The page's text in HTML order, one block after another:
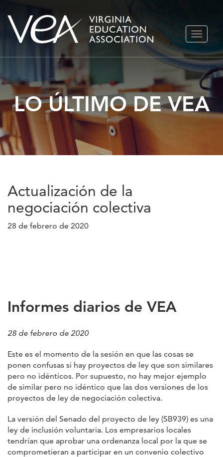
Ir
LO ÚLTIMO DE VEA
Actualización de la
negociación colectiva
28 de febrero de 2020
Informes diarios de VEA
28 de febrero de 2020
Este es el momento de la sesión en que las cosas se
ponen confusas si hay proyectos de ley que son similares
pero no idénticos. Por supuesto, no hay mejor ejemplo
de similar pero no idéntico que las dos versiones de los
proyectos de ley de negociación colectiva.
La versión del Senado del proyecto de ley (SB939) es una
ley de inclusión voluntaria. Los empresarios locales
tendrían que aprobar una ordenanza local por la que se
comprometieran a participar en un convenio colectivo